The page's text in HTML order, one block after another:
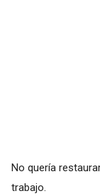
No quería
trabajo.